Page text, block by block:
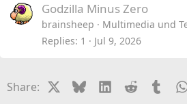
Godzilla Minus Zero
brainsheep
Multimedia und
Replies 1 Jul 9, 2026
Share: BlueskyLinkedIn
Reddit